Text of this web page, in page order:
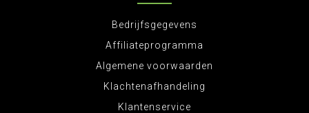
Bedrijfsgegevens
Affiliateprogramma
Algemene voorwaarden
Klachtenafhandeling
Klantenservice